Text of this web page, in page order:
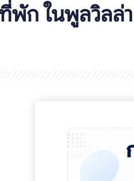
พัก ในพูลวิลล่า